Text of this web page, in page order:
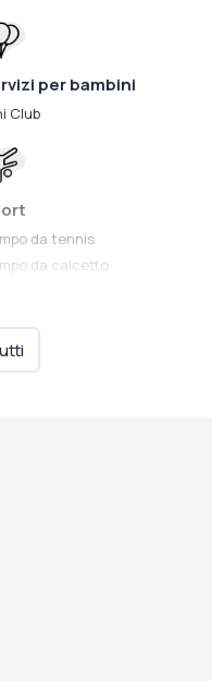
per bambini
Club
da tennis
da calcetto